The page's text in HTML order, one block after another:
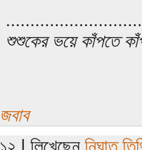
শুশুকের ভয়ে কাঁপতে
জবাব
১২ | লিখেছেন নিঘাত